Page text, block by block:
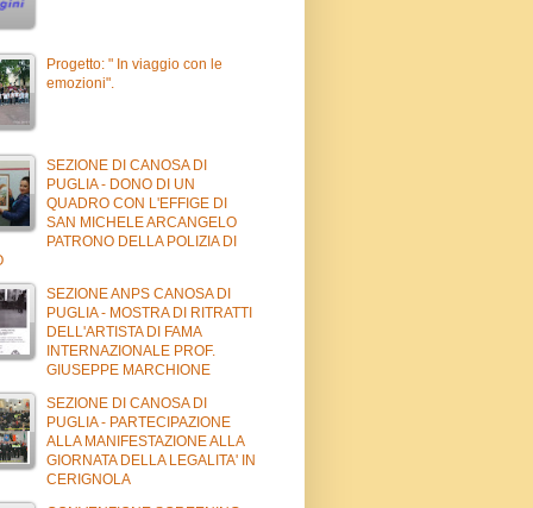
Progetto: " In viaggio con le
emozioni".
SEZIONE DI CANOSA DI
PUGLIA - DONO DI UN
QUADRO CON L'EFFIGE DI
SAN MICHELE ARCANGELO
PATRONO DELLA POLIZIA DI
SEZIONE ANPS CANOSA DI
PUGLIA - MOSTRA DI RITRATTI
DELL'ARTISTA DI FAMA
INTERNAZIONALE PROF.
GIUSEPPE MARCHIONE
SEZIONE DI CANOSA DI
PUGLIA - PARTECIPAZIONE
ALLA MANIFESTAZIONE ALLA
GIORNATA DELLA LEGALITA' IN
CERIGNOLA